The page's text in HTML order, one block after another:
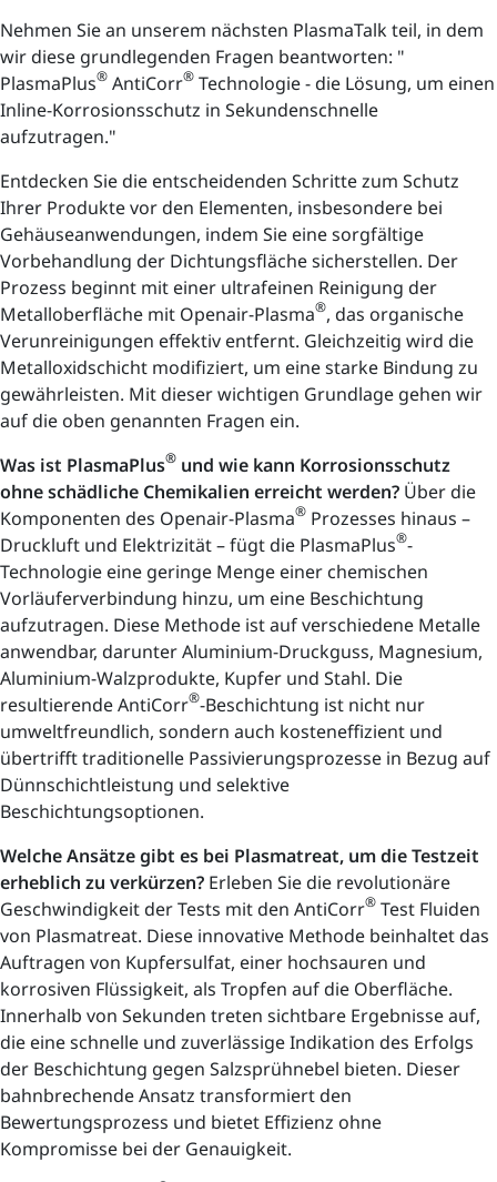
Nehmen Sie an unserem nächsten PlasmaTalk teil, in dem
wir diese grundlegenden Fragen beantworten: "
PlasmaPlus® AntiCorr® Technologie - die Lösung, um einen
Inline-Korrosionsschutz in Sekundenschnelle
aufzutragen."
Entdecken Sie die entscheidenden Schritte zum Schutz
Ihrer Produkte vor den Elementen, insbesondere bei
Gehäuseanwendungen, indem Sie eine sorgfältige
Vorbehandlung der Dichtungsfläche sicherstellen. Der
Prozess beginnt mit einer ultrafeinen Reinigung der
Metalloberfläche mit Openair-Plasma®, das organische
Verunreinigungen effektiv entfernt. Gleichzeitig wird die
Metalloxidschicht modifiziert, um eine starke Bindung zu
gewährleisten. Mit dieser wichtigen Grundlage gehen wir
auf die oben genannten Fragen ein.
Was ist PlasmaPlus® und wie kann Korrosionsschutz
ohne schädliche Chemikalien erreicht werden? Über die
Komponenten des Openair-Plasma® Prozesses hinaus –
Druckluft und Elektrizität – fügt die PlasmaPlus®-
Technologie eine geringe Menge einer chemischen
Vorläuferverbindung hinzu, um eine Beschichtung
aufzutragen. Diese Methode ist auf verschiedene Metalle
anwendbar, darunter Aluminium-Druckguss, Magnesium,
Aluminium-Walzprodukte, Kupfer und Stahl. Die
resultierende AntiCorr®-Beschichtung ist nicht nur
umweltfreundlich, sondern auch kosteneffizient und
übertrifft traditionelle Passivierungsprozesse in Bezug auf
Dünnschichtleistung und selektive
Beschichtungsoptionen.
Welche Ansätze gibt es bei Plasmatreat, um die Testzeit
erheblich zu verkürzen? Erleben Sie die revolutionäre
Geschwindigkeit der Tests mit den AntiCorr® Test Fluiden
von Plasmatreat. Diese innovative Methode beinhaltet das
Auftragen von Kupfersulfat, einer hochsauren und
korrosiven Flüssigkeit, als Tropfen auf die Oberfläche.
Innerhalb von Sekunden treten sichtbare Ergebnisse auf,
die eine schnelle und zuverlässige Indikation des Erfolgs
der Beschichtung gegen Salzsprühnebel bieten. Dieser
bahnbrechende Ansatz transformiert den
Bewertungsprozess und bietet Effizienz ohne
Kompromisse bei der Genauigkeit.